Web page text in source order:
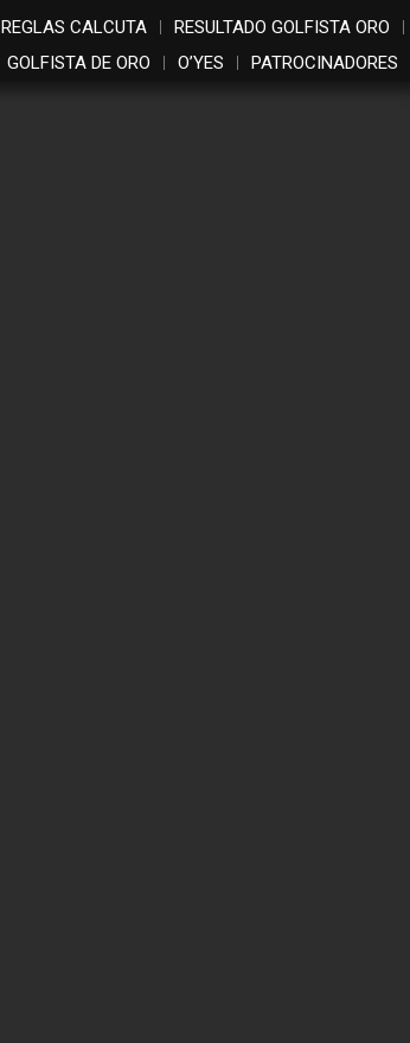
REGLAS CALCUTA
RESULTADO GOLFISTA ORO
GOLFISTA DE ORO
O’YES PATROCINADORES